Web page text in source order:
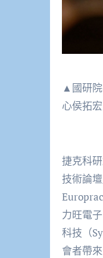
▲國研
心侯拓
捷克科
技術論
力旺電
科技（
會者帶